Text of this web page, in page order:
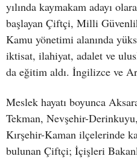
yılında kaymakam adayı
başlayan Çiftçi, Milli
Kamu yönetimi alanında
iktisat, ilahiyat, adalet ve
da eğitim aldı. İngilizce ve
Meslek hayatı boyunca
Tekman, Nevşehir-
Kırşehir-Kaman ilçelerinde
bulunan Çiftçi; İçişleri